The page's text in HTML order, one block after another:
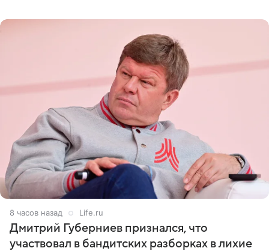
8 часов назад Life.ru
Дмитрий Губерниев признался, что
участвовал в бандитских разборках в лихие